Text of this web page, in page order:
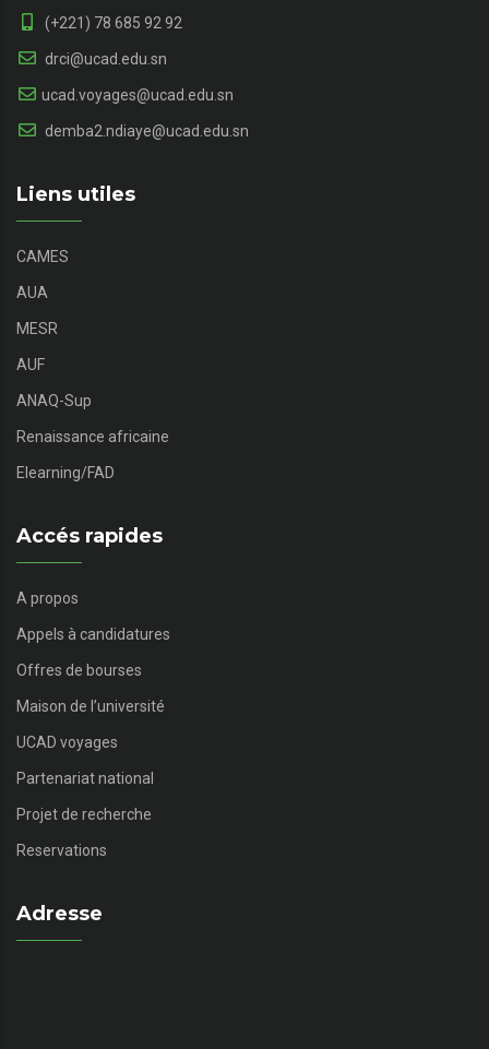
(+221) 78 685 92 92
drci@ucad.edu.sn
ucad.voyages@ucad.edu.sn
demba2.ndiaye@ucad.edu.sn
Liens utiles
CAMES
AUA
MESR
AUF
ANAQ-Sup
Renaissance africaine
Elearning/FAD
Accés rapides
A propos
Appels à candidatures
Offres de bourses
Maison de l’université
UCAD voyages
Partenariat national
Projet de recherche
Reservations
Adresse